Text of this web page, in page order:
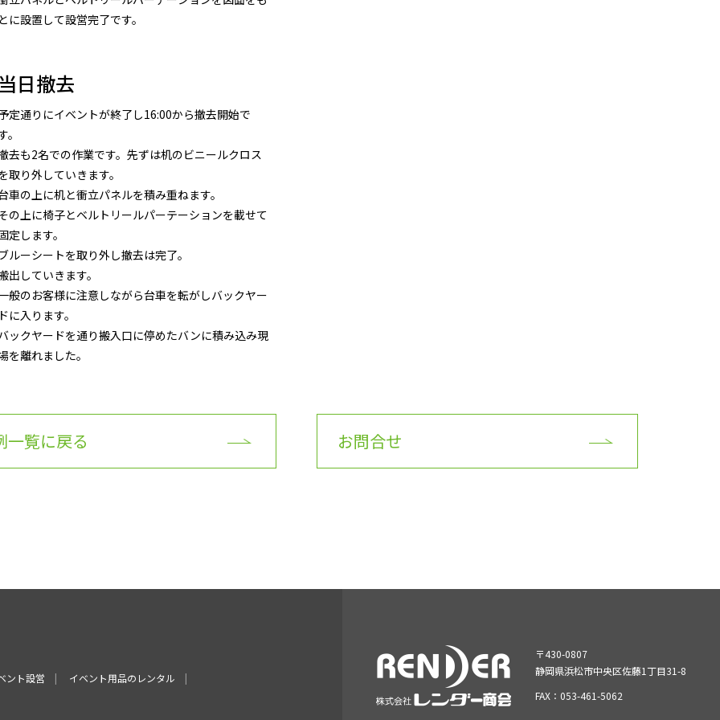
に設置して設営完了です。
日撤去
定通りにイベントが終了し16:00から撤去開始で
。
去も2名での作業です。先ずは机のビニールクロス
取り外していきます。
車の上に机と衝立パネルを積み重ねます。
の上に椅子とベルトリールパーテーションを載せて
定します。
ルーシートを取り外し撤去は完了。
出していきます。
般のお客様に注意しながら台車を転がしバックヤー
に入ります。
ックヤードを通り搬入口に停めたバンに積み込み現
を離れました。
一覧に戻る お問合せ
ント設営 イベント用品のレンタル
〒430-0807
静岡県浜松市中央区佐藤1丁目31-8
FAX：053-461-5062